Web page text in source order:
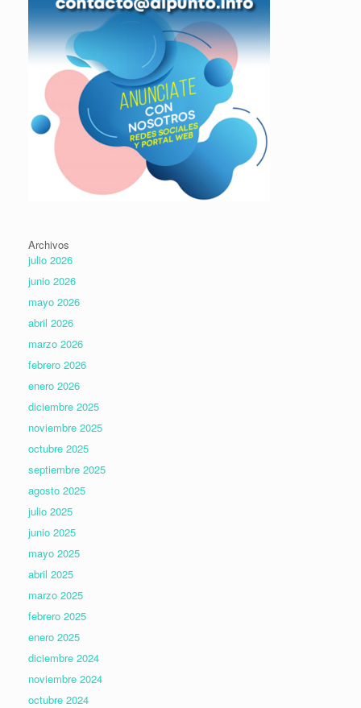
Archivos
julio 2026
junio 2026
mayo 2026
abril 2026
marzo 2026
febrero 2026
enero 2026
diciembre 2025
noviembre 2025
octubre 2025
septiembre 2025
agosto 2025
julio 2025
junio 2025
mayo 2025
abril 2025
marzo 2025
febrero 2025
enero 2025
diciembre 2024
noviembre 2024
octubre 2024